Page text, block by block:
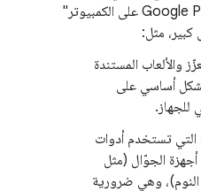
المخصّص لبرنامج "ألعاب Google Play على الكمبيوتر"
كبير، مثل:
والألعاب المستندة
أساسي على
للجهاز.
التي تستخدم أدوات
الجوّال (مثل
النوم)، وهي ضرورية